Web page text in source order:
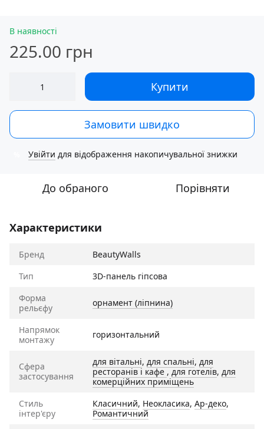
В наявності
225.00 грн
Купити
Замовити швидко
Увійти для відображення накопичувальної знижки
До обраного Порівняти
Характеристики
Бренд
BeautyWalls
Тип
3D-панель гіпсова
Форма
рельєфу
орнамент (ліпнина)
Напрямок
монтажу
горизонтальний
Сфера
застосування
для вітальні, для спальні, для
ресторанів і кафе,для готелів, для
комерційних приміщень
Стиль
інтер'єру
Класичний, Неокласика, Ар-деко,
Романтичний